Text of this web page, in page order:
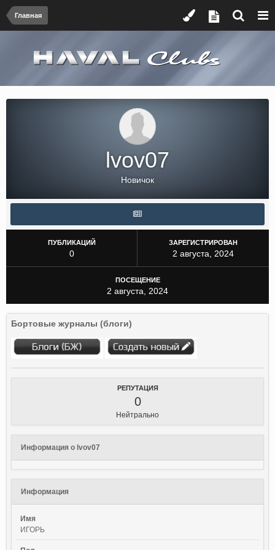
Главная
lvov07
Новичок
ПУБЛИКАЦИЙ
0
ЗАРЕГИСТРИРОВАН
2 августа, 2024
ПОСЕЩЕНИЕ
2 августа, 2024
Бортовые журналы (блоги)
РЕПУТАЦИЯ
0
Нейтрально
Информация о lvov07
Информация
Имя
ИГОРЬ